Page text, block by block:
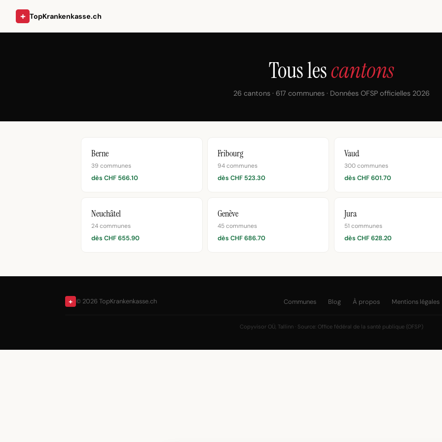
+ TopKrankenkasse.ch
Tous lescantons
26 cantons · 617 communes · Données OFSP officielles 2026
Berne
39 communes
dès CHF 566.10
Fribourg
94 communes
dès CHF 523.30
Vaud
300 communes
dès CHF 601.70
Neuchâtel
24 communes
dès CHF 655.90
Genève
45 communes
dès CHF 686.70
Jura
51 communes
dès CHF 628.20
+ © 2026 TopKrankenkasse.ch Communes Blog À propos Mentions légales
Copyvisor OÜ, Tallinn · Source: Office fédéral de la santé publique (OFSP)